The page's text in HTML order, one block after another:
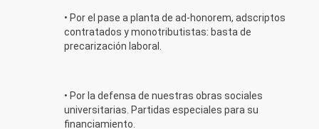
• Por el pase a planta de ad-honorem, adscriptos
contratados y monotributistas: basta de
precarización laboral.
• Por la defensa de nuestras obras sociales
universitarias. Partidas especiales para su
financiamiento.